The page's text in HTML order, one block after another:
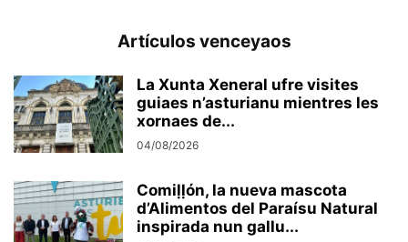
Artículos venceyaos
La Xunta Xeneral ufre visites
guiaes n’asturianu mientres les
xornaes de...
04/08/2026
Comiḷḷón, la nueva mascota
d’Alimentos del Paraísu Natural
inspirada nun gallu...